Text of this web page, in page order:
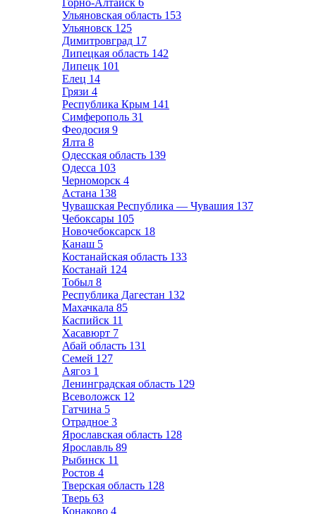
Горно-Алтайск 6
Ульяновская область 153
Ульяновск 125
Димитровград 17
Липецкая область 142
Липецк 101
Елец 14
Грязи 4
Республика Крым 141
Симферополь 31
Феодосия 9
Ялта 8
Одесская область 139
Одесса 103
Черноморск 4
Астана 138
Чувашская Республика — Чувашия 137
Чебоксары 105
Новочебоксарск 18
Канаш 5
Костанайская область 133
Костанай 124
Тобыл 8
Республика Дагестан 132
Махачкала 85
Каспийск 11
Хасавюрт 7
Абай область 131
Семей 127
Аягоз 1
Ленинградская область 129
Всеволожск 12
Гатчина 5
Отрадное 3
Ярославская область 128
Ярославль 89
Рыбинск 11
Ростов 4
Тверская область 128
Тверь 63
Конаково 4